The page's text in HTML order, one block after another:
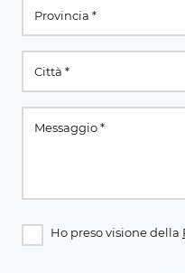
Ho preso visione della